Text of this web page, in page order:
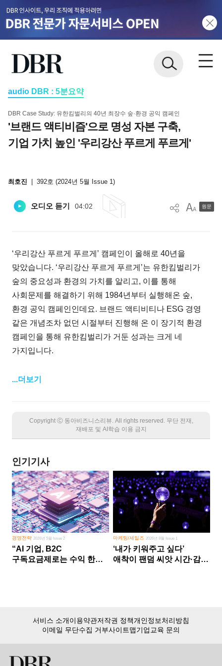
audio DBR : 5분요약
DBR Case Study: 유한킴벌리의 40년 최장수 숲·환경 공익 캠페인
'브랜드 액티비즘'으로 명성 자본 구축,
기업 가치 높인 '우리강산 푸르게 푸르게'
최호진 392호 (2024년 5월 Issue 1)
오디오 듣기 04:02 원문
‘우리강산 푸르게 푸르게’ 캠페인이 올해로 40년을
맞았습니다. ‘우리강산 푸르게 푸르게’는 유한킴벌리가
숲의 중요성과 환경의 가치를 알리고, 이를 통해
사회문제를 해결하기 위해 1984년부터 실행해온 숲,
환경 공익 캠페인인데요. 브랜드 액티비티나 ESG 경영
같은 개념조차 없던 시절부터 진행해 온 이 장기적 환경
캠페인을 통해 유한킴벌리가 거둔 성과는 크게 네
가지입니다.
...더보기
Copyright Ⓒ 동아비즈니스리뷰. All rights reserved. 무단 전재,
재배포 및 AI학습 이용 금지
인기기사
경영전략 2026년 5월 Issue 2
“AI 기업, B2C
구독요금제로는 수익 한계
마케팅/세일즈 2026년 8월 Issue 1
‘내가 키워주고 싶다’
애착이 팬덤 씨앗 시간·감정
서비스 소개이용약관저작권 정책개인정보처리방침
이메일 무단수집 거부사이트맵기업교육 문의